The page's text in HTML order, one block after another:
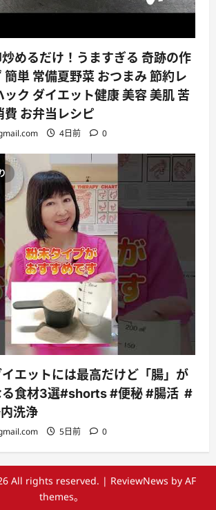
めるだけ！うますぎる 奇跡の作
簡単 常備夏野菜 おつまみ 節約レ
ック ダイエット健康 美容 美肌 苦
費 お弁当レシピ
4日前 0
イエットには最高だけど「腸」が
る食材3選#shorts #便秘 #腸活 #
洗浄
5日前 0
All rights reserved. | ReviewNews by AF
themes。